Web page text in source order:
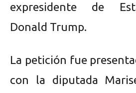
expresidente de
Donald Trump.
La petición fue
con la diputada